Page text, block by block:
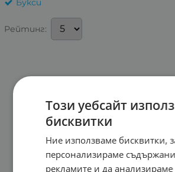
Букси
Рейтинг:
Този уебсайт
бисквитки
Ние използваме бисквитки,
персонализираме
рекламите и да